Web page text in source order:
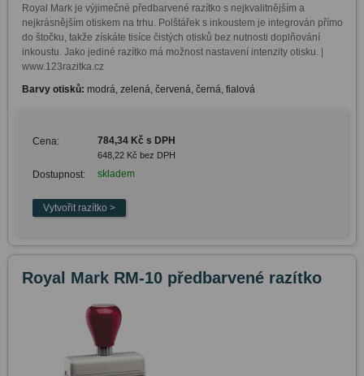
Royal Mark je výjimečné předbarvené razítko s nejkvalitnějším a
nejkrásnějším otiskem na trhu. Polštářek s inkoustem je integrován přímo
do štočku, takže získáte tisíce čistých otisků bez nutnosti doplňování
inkoustu. Jako jediné razítko má možnost nastavení intenzity otisku. |
www.123razitka.cz
Barvy otisků: modrá, zelená, červená, černá, fialová
Cena: 784,34 Kč s DPH
648,22 Kč bez DPH
Dostupnost: skladem
Royal Mark RM-10 předbarvené razítko